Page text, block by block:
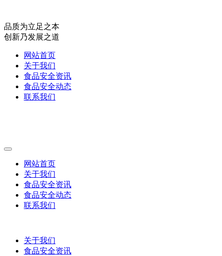
品质为立足之本
创新乃发展之道
网站首页
关于我们
食品安全资讯
食品安全动态
联系我们
网站首页
关于我们
食品安全资讯
食品安全动态
联系我们
关于我们
食品安全资讯